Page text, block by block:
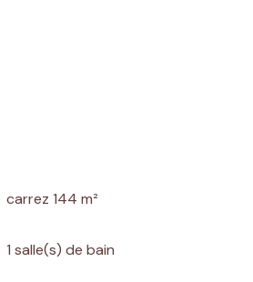
carrez 144 m²
1 salle(s) de bain